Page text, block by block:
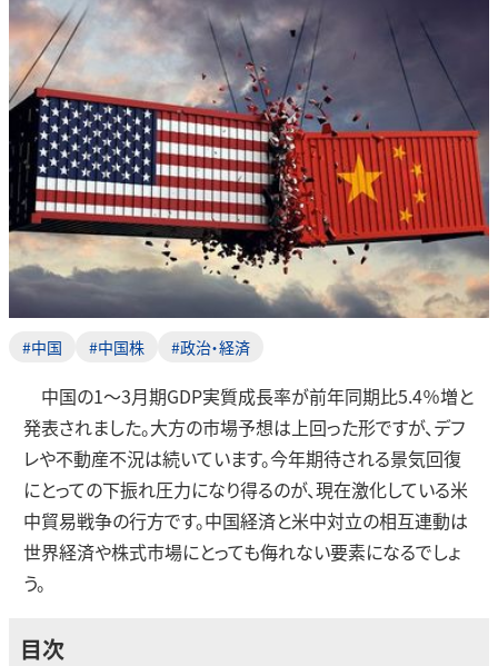
#中国 #中国株 #政治・経済
中国の1～3月期GDP実質成長率が前年同期比5.4％増と
発表されました。大方の市場予想は上回った形ですが、デフ
レや不動産不況は続いています。今年期待される景気回復
にとっての下振れ圧力になり得るのが、現在激化している米
中貿易戦争の行方です。中国経済と米中対立の相互連動は
世界経済や株式市場にとっても侮れない要素になるでしょ
う。
目次